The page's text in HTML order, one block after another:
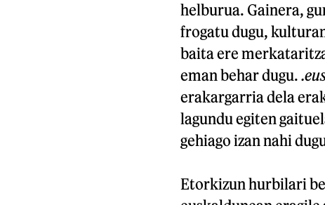
helburua. Gainera,
frogatu dugu,
baita ere
eman behar dugu.
erakargarria dela
lagundu egiten
gehiago izan nahi
Etorkizun hurbilari